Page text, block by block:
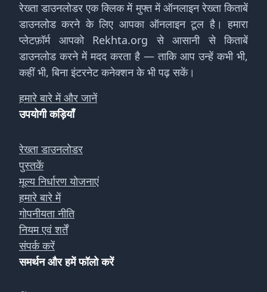
रेख्ता डाउनलोडर एक क्लिक में मुफ्त में ऑनलाइन रेख्ता किताबें
डाउनलोड करने के लिए आपका ऑनलाइन टूल है। हमारा
प्लेटफ़ॉर्म आपको Rekhta.org से आसानी से किताबें
डाउनलोड करने में मदद करता है — ताकि आप उन्हें कभी भी,
कहीं भी, बिना इंटरनेट कनेक्शन के भी पढ़ सकें।
हमारे बारे में और जानें
उपयोगी कड़ियाँ
रेख्ता डाउनलोडर
पुस्तकें
मूल्य निर्धारण योजनाएं
हमारे बारे में
गोपनीयता नीति
नियम एवं शर्तें
संपर्क करें
समर्थन और हमें फॉलो करें